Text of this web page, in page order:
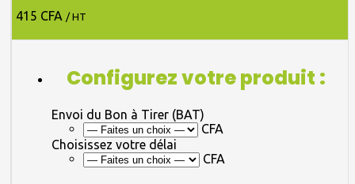
415 CFA / HT
Configurez votre produit :
Envoi du Bon à Tirer (BAT)
CFA
Choisissez votre délai
CFA